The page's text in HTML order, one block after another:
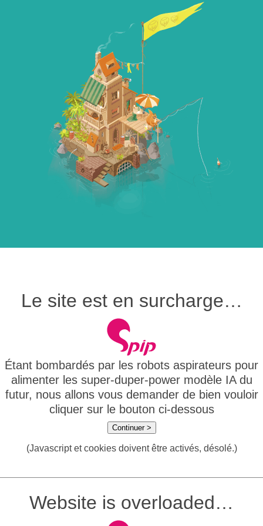
Le site est en surcharge…
Étant bombardés par les robots aspirateurs pour
alimenter les super-duper-power modèle IA du
futur, nous allons vous demander de bien vouloir
cliquer sur le bouton ci-dessous
Continuer >
(Javascript et cookies doivent être activés, désolé.)
Website is overloaded…